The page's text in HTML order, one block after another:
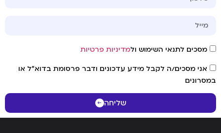
מסכים לתנאי השימוש ולמדיניות פרטיות
אני מסכים/ה לקבל מידע עדכונים ודבר פרסומת בדוא"ל או
במסרונים
שליחה